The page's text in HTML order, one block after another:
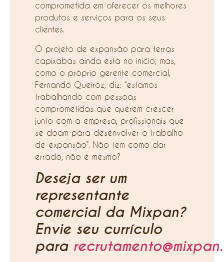
comprometida em oferecer os melhores
produtos e serviços para os seus
clientes.
O projeto de expansão para terras
capixabas ainda está no início, mas,
como o próprio gerente comercial,
Fernando Queiroz, diz: “estamos
trabalhando com pessoas
comprometidas que querem crescer
junto com a empresa, profissionais que
se doam para desenvolver o trabalho
de expansão”. Não tem como dar
errado, não é mesmo?
Deseja ser um
representante
comercial da Mixpan?
Envie seu currículo
para